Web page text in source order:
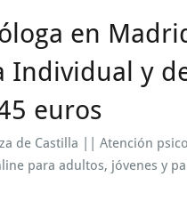
en
Individual y
euros
de Castilla || Atención
para adultos, jóvenes y